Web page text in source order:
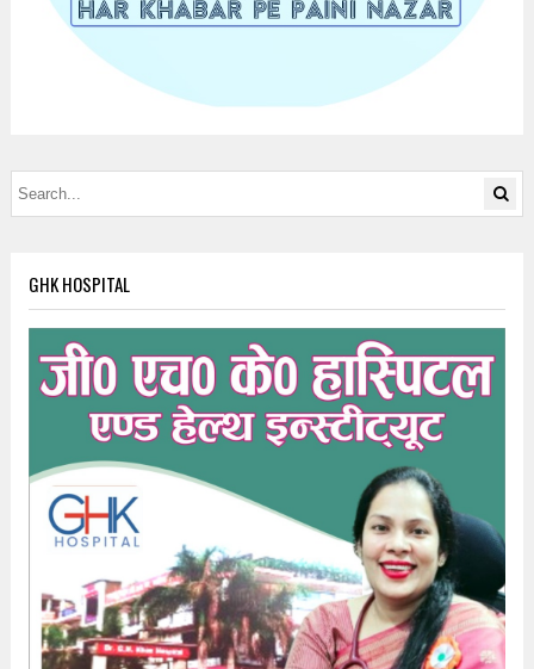
GHK HOSPITAL